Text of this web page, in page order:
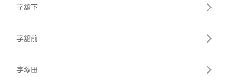
字舘下
字舘前
字塚田